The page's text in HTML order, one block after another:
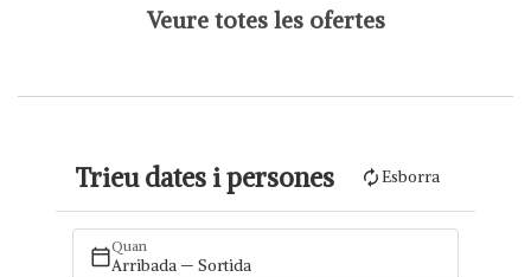
Veure totes les ofertes
Trieu dates i persones Esborra
Quan
Arribada — Sortida